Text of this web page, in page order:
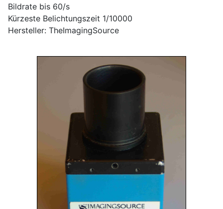
Bildrate bis 60/s
Kürzeste Belichtungszeit 1/10000
Hersteller: TheImagingSource